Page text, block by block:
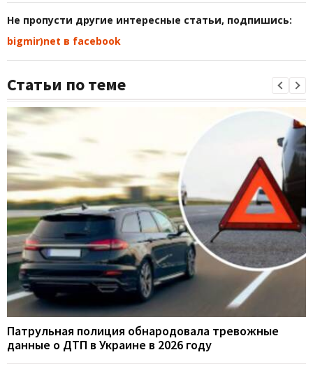
Не пропусти другие интересные статьи, подпишись:
bigmir)net в facebook
Статьи по теме
Патрульная полиция обнародовала тревожные
данные о ДТП в Украине в 2026 году